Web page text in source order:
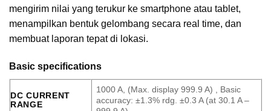
mengirim nilai yang terukur ke smartphone atau tablet,
menampilkan bentuk gelombang secara real time, dan
membuat laporan tepat di lokasi.
Basic specifications
DC CURRENT
RANGE
1000 A, (Max. display 999.9 A) , Basic
accuracy: ±1.3% rdg. ±0.3 A (at 30.1 A –